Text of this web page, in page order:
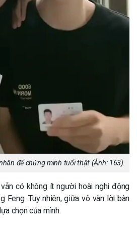
để chứng minh tuổi thật (Ảnh: 163).
có không ít người hoài nghi động
Feng. Tuy nhiên, giữa vô vàn lời bàn
chọn của mình.